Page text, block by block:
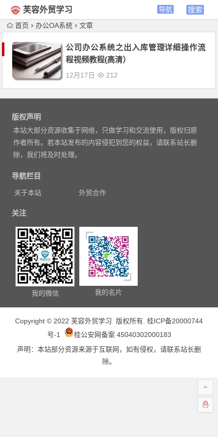
芙容外贸学习
首页 办公OA系统 文章
公司办公系统之出入库管理详细操作流
程视频教程(高清）
12月17日 212
版权声明
本站大部分资源收集于网络，只做学习和交流使用，版权归原
作者所有。若本站发布的内容侵犯到您的权益，请联系站长删
除，我们将及时处理。
导航栏目
关于本站 外贸合作
关注
我的微信 我的名片
Copyright © 2022 芙容外贸学习 版权所有. 桂ICP备20000744
号-1
桂公安网备案 45040302000183
声明：本站部分资源来源于互联网，如有侵权，请联系站长删
除。